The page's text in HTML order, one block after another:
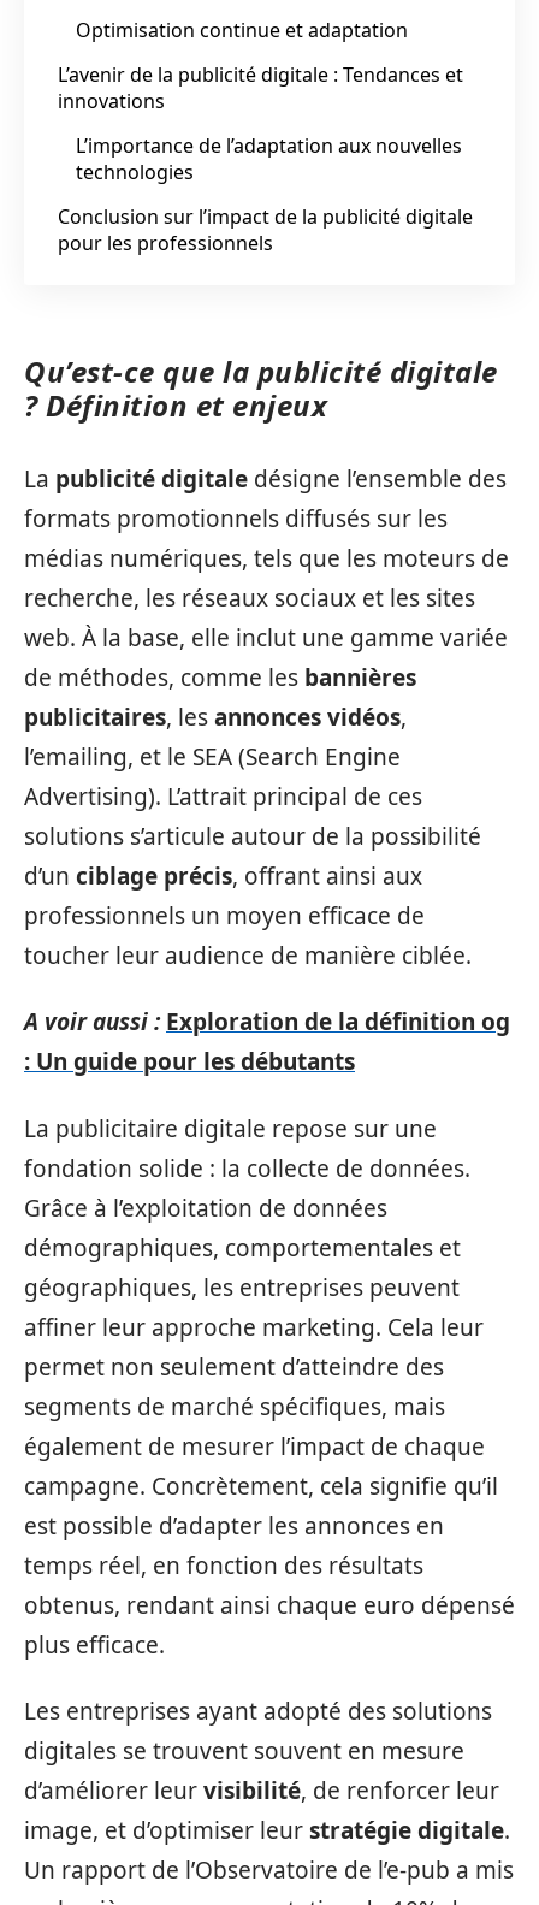
Optimisation continue et adaptation
L’avenir de la publicité digitale : Tendances et
innovations
L’importance de l’adaptation aux nouvelles
technologies
Conclusion sur l’impact de la publicité digitale
pour les professionnels
Qu’est-ce que la publicité digitale
? Définition et enjeux
La publicité digitale désigne l’ensemble des
formats promotionnels diffusés sur les
médias numériques, tels que les moteurs de
recherche, les réseaux sociaux et les sites
web. À la base, elle inclut une gamme variée
de méthodes, comme les bannières
publicitaires, lesannonces vidéos,
l’emailing, et le SEA (Search Engine
Advertising). L’attrait principal de ces
solutions s’articule autour de la possibilité
d’un ciblage précis, offrant ainsi aux
professionnels un moyen efficace de
toucher leur audience de manière ciblée.
A voir aussi : Exploration de la définition og
: Un guide pour les débutants
La publicitaire digitale repose sur une
fondation solide : la collecte de données.
Grâce à l’exploitation de données
démographiques, comportementales et
géographiques, les entreprises peuvent
affiner leur approche marketing. Cela leur
permet non seulement d’atteindre des
segments de marché spécifiques, mais
également de mesurer l’impact de chaque
campagne. Concrètement, cela signifie qu’il
est possible d’adapter les annonces en
temps réel, en fonction des résultats
obtenus, rendant ainsi chaque euro dépensé
plus efficace.
Les entreprises ayant adopté des solutions
digitales se trouvent souvent en mesure
d’améliorer leurvisibilité, de renforcer leur
image, et d’optimiser leurstratégie digitale.
Un rapport de l’Observatoire de l’e-pub a mis